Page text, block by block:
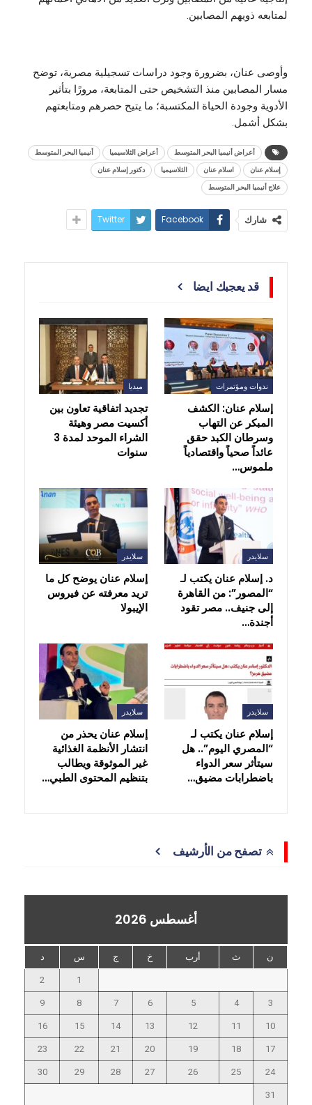
لمتابعه ذويهم المصابين.
وأوصى عنان، بضرورة وجود دراسات تسجيلية مصرية، توضح
مسار المصابين منذ التشخيص حتى المتابعة، مرورًا بتأثير
الأدوية وجودة الحياة المكتسبة؛ ما يتيح حصرهم ومتابعتهم
بشكل أشمل.
أعراض أنيميا البحر المتوسط أعراض الثلاسيميا
أنيميا البحر المتوسط
إسلام عنان
اسلام عنان الثلاسيميا
دكتور إسلام عنان
علاج أنيميا البحر المتوسط
شارك Facebook
Twitter
قد يعجبك ايضا
ندوات ومؤتمرات
إسلام عنان: الكشف
المبكر عن التهاب
وسرطان الكبد حقق
عائداً صحياً واقتصادياً
ملموس…
ميديا
تجديد اتفاقية تعاون بين
أكسيت مصر وهيئة
الشراء الموحد لمدة 3
سنوات
سلايدر
د. إسلام عنان يكتب لـ
“المصور”: من القاهرة
إلى جنيف.. مصر تقود
أجندة…
سلايدر
إسلام عنان يوضح كل ما
تريد معرفته عن فيروس
الإيبولا
سلايدر
إسلام عنان يكتب لـ
“المصري اليوم”.. هل
سيتأثر سعر الدواء
باضطرابات مضيق…
سلايدر
إسلام عنان يحذر من
انتشار الأنظمة الغذائية
غير الموثوقة ويطالب
بتنظيم المحتوى الطبي…
تصفح من الأرشيف
أغسطس 2026
ن ث أرب خ ج س د
1
2
3
4
5
6
7
8
9
10
11
12
13
14
15
16
17
18
19
20
21
22
23
24
25
26
27
28
29
30
31